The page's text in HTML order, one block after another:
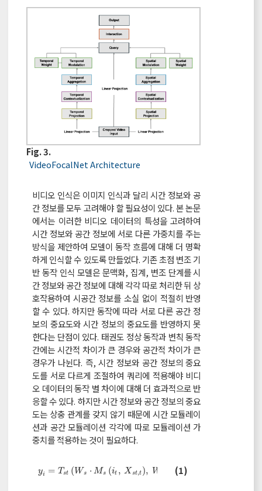
Fig. 3.
VideoFocalNet Architecture
비디오 인식은 이미지 인식과 달리 시간 정보와 공
간 정보를 모두 고려해야 할 필요성이 있다. 본 논문
에서는 이러한 비디오 데이터의 특성을 고려하여
시간 정보와 공간 정보에 서로 다른 가중치를 주는
방식을 제안하여 모델이 동작 흐름에 대해 더 명확
하게 인식할 수 있도록 만들었다. 기존 초점 변조 기
반 동작 인식 모델은 문맥화, 집계, 변조 단계를 시
간 정보와 공간 정보에 대해 각각 따로 처리한 뒤 상
호작용하여 시공간 정보를 소실 없이 적절히 반영
할 수 있다. 하지만 동작에 따라 서로 다른 공간 정
보의 중요도와 시간 정보의 중요도를 반영하지 못
한다는 단점이 있다. 태권도 정상 동작과 변칙 동작
간에는 시간적 차이가 큰 경우와 공간적 차이가 큰
경우가 나뉜다. 즉, 시간 정보와 공간 정보의 중요
도를 서로 다르게 조절하여 쿼리에 적용해야 비디
오 데이터의 동작 별 차이에 대해 더 효과적으로 반
응할 수 있다. 하지만 시간 정보와 공간 정보의 중요
도는 상충 관계를 갖지 않기 때문에 시간 모듈레이
션과 공간 모듈레이션 각각에 따로 모듈레이션 가
중치를 적용하는 것이 필요하다.
yi = T st ( Ws ⋅ Ms (it , X st,t ), W Mt (
y i=Ts tWs⋅ Msi t,Xst,t ,W Mtih
(1)